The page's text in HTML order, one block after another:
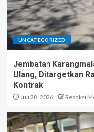
UNCATEGORIZED
Jembatan
Ulang, Ditargetkan
Kontrak
Juli 28, 2026 Redaksi